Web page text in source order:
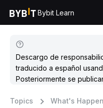
Bybit Learn
Descargo de
traducido a español
Posteriormente se
Topics What's